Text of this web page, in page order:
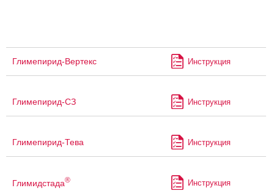
Глимепирид-Вертекс Инструкция
Глимепирид-СЗ Инструкция
Глимепирид-Тева Инструкция
Глимидстада® Инструкция